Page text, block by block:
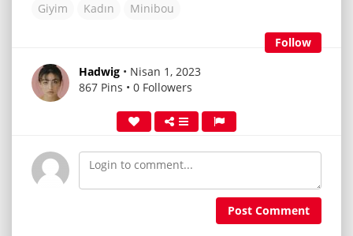
Giyim Kadın Minibou
Follow
Hadwig • Nisan 1, 2023
867 Pins • 0 Followers
Post Comment